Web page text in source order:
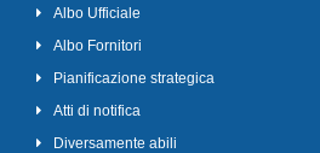
Albo Ufficiale
Albo Fornitori
Pianificazione strategica
Atti di notifica
Diversamente abili